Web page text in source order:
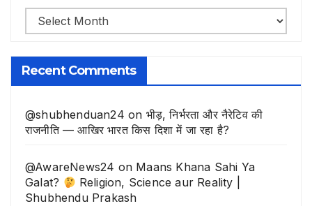
भूली-
बिसरी
खबरे
Recent Comments
@shubhenduan24 on भीड़, निर्भरता और नैरेटिव की
राजनीति — आखिर भारत किस दिशा में जा रहा है?
@AwareNews24 on Maans Khana Sahi Ya
Galat?
Religion, Science aur Reality |
Shubhendu Prakash